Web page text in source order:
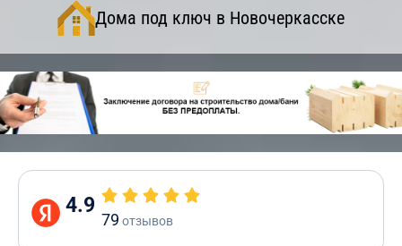
Дома под ключ в Новочеркасске
4.9
79 отзывов